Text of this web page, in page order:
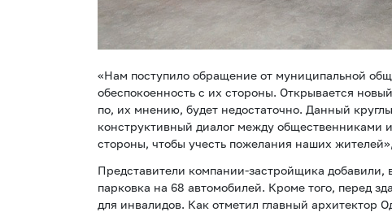
«Нам поступило обращение от муниципальной
обеспокоенность с их стороны. Открывается
по, их мнению, будет недостаточно. Данный
конструктивный диалог между
стороны, чтобы учесть пожелания наших
Представители компании-застройщика добавили,
парковка на 68 автомобилей. Кроме того, перед
для инвалидов. Как отметил главный архитектор